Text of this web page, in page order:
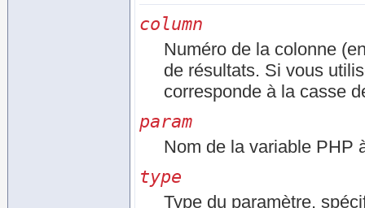
column
Numéro de la colonne
de résultats. Si vous
corresponde à la casse
param
Nom de la variable PHP
type
Type du paramètre,